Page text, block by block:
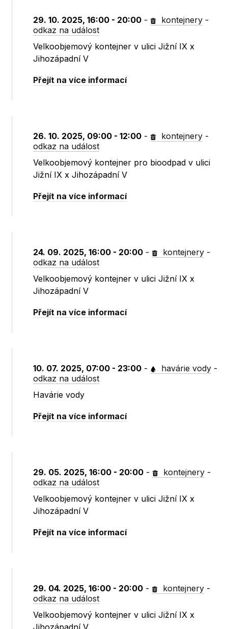
29. 10. 2025, 16:00 - 20:00 - kontejnery -
odkaz na událost
Velkoobjemový kontejner v ulici Jižní IX x
Jihozápadní V
Přejít na více informací
26. 10. 2025, 09:00 - 12:00 - kontejnery -
odkaz na událost
Velkoobjemový kontejner pro bioodpad v ulici
Jižní IX x Jihozápadní V
Přejít na více informací
24. 09. 2025, 16:00 - 20:00 - kontejnery -
odkaz na událost
Velkoobjemový kontejner v ulici Jižní IX x
Jihozápadní V
Přejít na více informací
10. 07. 2025, 07:00 - 23:00 - havárie vody -
odkaz na událost
Havárie vody
Přejít na více informací
29. 05. 2025, 16:00 - 20:00 - kontejnery -
odkaz na událost
Velkoobjemový kontejner v ulici Jižní IX x
Jihozápadní V
Přejít na více informací
29. 04. 2025, 16:00 - 20:00 - kontejnery -
odkaz na událost
Velkoobjemový kontejner v ulici Jižní IX x
Jihozápadní V